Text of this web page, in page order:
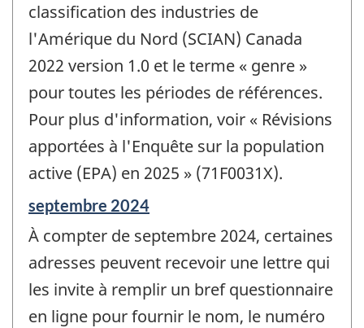
classification des industries de
l'Amérique du Nord (SCIAN) Canada
2022 version 1.0 et le terme « genre »
pour toutes les périodes de références.
Pour plus d'information, voir « Révisions
apportées à l'Enquête sur la population
active (EPA) en 2025 » (71F0031X).
Période
de
référence
de
changement
-
septembre 2024
À compter de septembre 2024, certaines
adresses peuvent recevoir une lettre qui
les invite à remplir un bref questionnaire
en ligne pour fournir le nom, le numéro